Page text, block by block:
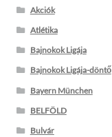
Akciók
Atlétika
Bajnokok Ligája
Bajnokok Ligája-döntő
Bayern München
BELFÖLD
Bulvár